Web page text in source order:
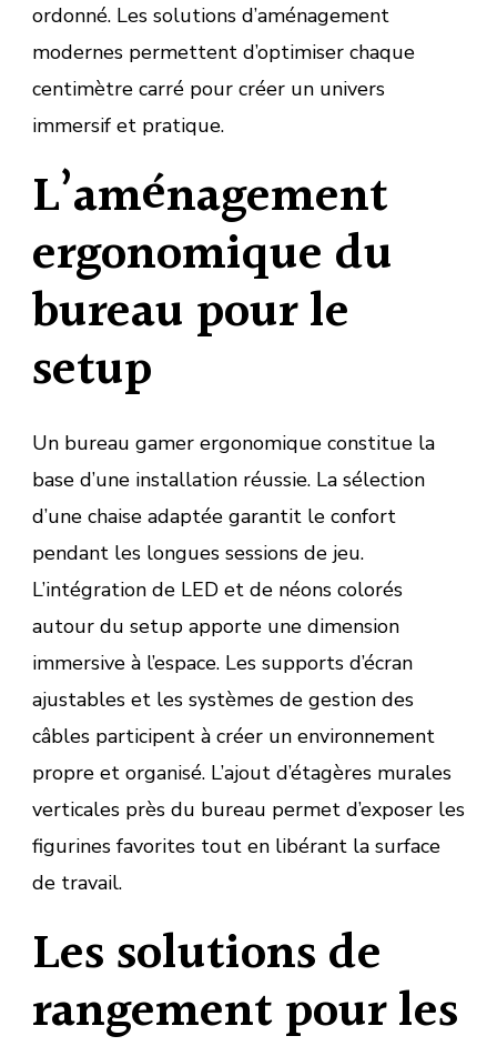
ordonné. Les solutions d’aménagement
modernes permettent d’optimiser chaque
centimètre carré pour créer un univers
immersif et pratique.
L’aménagement
ergonomique du
bureau pour le
setup
Un bureau gamer ergonomique constitue la
base d’une installation réussie. La sélection
d’une chaise adaptée garantit le confort
pendant les longues sessions de jeu.
L’intégration de LED et de néons colorés
autour du setup apporte une dimension
immersive à l’espace. Les supports d’écran
ajustables et les systèmes de gestion des
câbles participent à créer un environnement
propre et organisé. L’ajout d’étagères murales
verticales près du bureau permet d’exposer les
figurines favorites tout en libérant la surface
de travail.
Les solutions de
rangement pour les